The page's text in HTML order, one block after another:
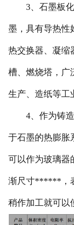
3、石墨板化
墨，具有导热性
热交换器、凝缩
槽、燃烧塔，广
生产、造纸等工
4、作为铸造
于石墨的热膨胀
可以作为玻璃器
渐尺寸******，
稍作加工就可以